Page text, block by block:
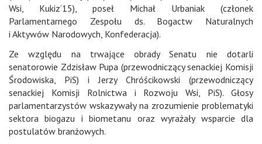
Wsi, Kukiz’15), poseł Michał Urbaniak (członek
Parlamentarnego Zespołu ds. Bogactw Naturalnych
i Aktywów Narodowych, Konfederacja).
Ze względu na trwające obrady Senatu nie dotarli
senatorowie Zdzisław Pupa (przewodniczący senackiej Komisji
Środowiska, PiS) i Jerzy Chróścikowski (przewodniczący
senackiej Komisji Rolnictwa i Rozwoju Wsi, PiS). Głosy
parlamentarzystów wskazywały na zrozumienie problematyki
sektora biogazu i biometanu oraz wyrażały wsparcie dla
postulatów branżowych.